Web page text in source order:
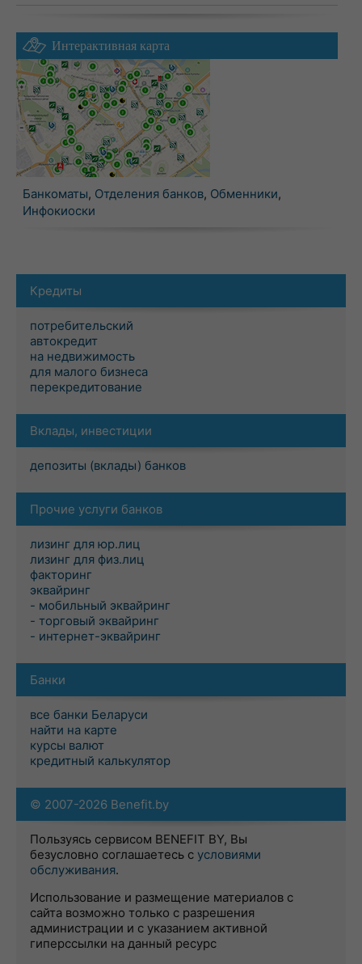
Интерактивная карта
Банкоматы, Отделения банков, Обменники,
Инфокиоски
Кредиты
потребительский
автокредит
на недвижимость
для малого бизнеса
перекредитование
Вклады, инвестиции
депозиты (вклады) банков
Прочие услуги банков
лизинг для юр.лиц
лизинг для физ.лиц
факторинг
эквайринг
- мобильный эквайринг
- торговый эквайринг
- интернет-эквайринг
Банки
все банки Беларуси
найти на карте
курсы валют
кредитный калькулятор
© 2007-2026 Benefit.by
Пользуясь сервисом BENEFIT BY, Вы
безусловно соглашаетесь с условиями
обслуживания.
Использование и размещение материалов с
сайта возможно только с разрешения
администрации и с указанием активной
гиперссылки на данный ресурс